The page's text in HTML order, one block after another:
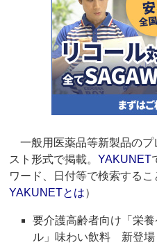
一般用医薬品等新製品のプ
スト形式で掲載。YAKUNET
ワード、日付等で検索する
YAKUNETとは）
要介護高齢者向け「栄
ル」味わい飲料 新登